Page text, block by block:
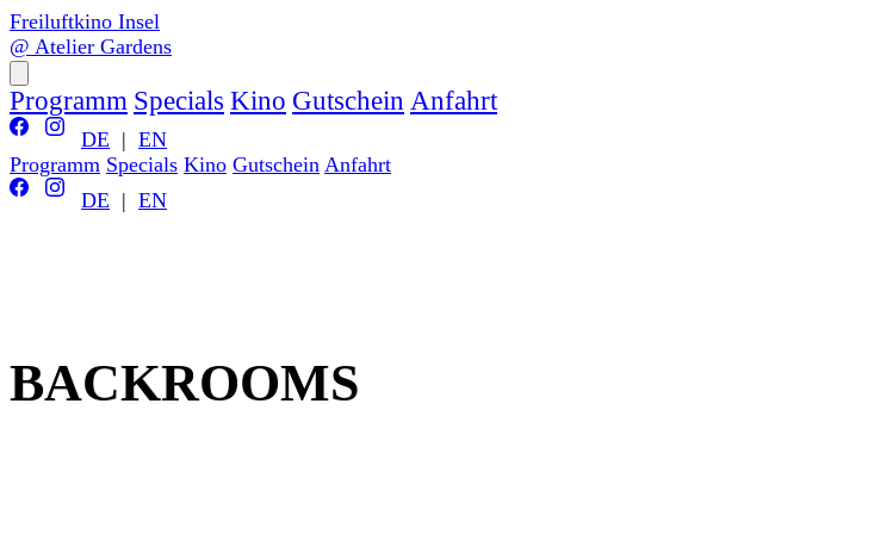
Freiluftkino Insel
@ Atelier Gardens
Programm Specials Kino Gutschein Anfahrt
DE | EN
Programm Specials Kino Gutschein Anfahrt
DE | EN
BACKROOMS